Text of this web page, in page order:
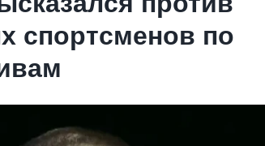
спортсменов по